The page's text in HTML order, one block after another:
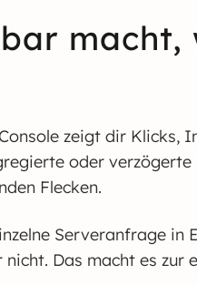
macht,
zeigt dir Klicks,
oder verzögerte
Flecken.
Serveranfrage in
Das macht es zur